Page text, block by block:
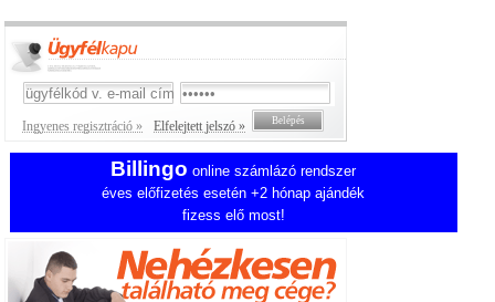
Ingyenes regisztráció » Elfelejtett jelszó »
Billingo online számlázó rendszer
éves előfizetés esetén +2 hónap ajándék
fizess elő most!